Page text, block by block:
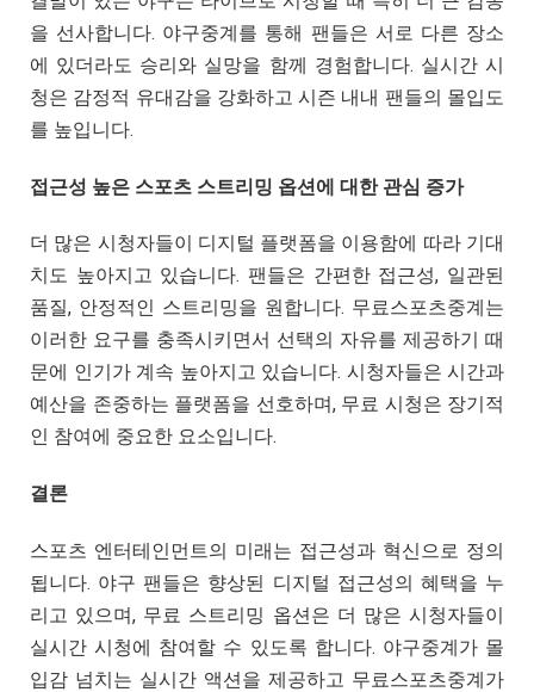
을 선사합니다. 야구중계를 통해 팬들은 서로 다른 장소
에 있더라도 승리와 실망을 함께 경험합니다. 실시간 시
청은 감정적 유대감을 강화하고 시즌 내내 팬들의 몰입도
를 높입니다.
접근성 높은 스포츠 스트리밍 옵션에 대한 관심 증가
더 많은 시청자들이 디지털 플랫폼을 이용함에 따라 기대
치도 높아지고 있습니다. 팬들은 간편한 접근성, 일관된
품질, 안정적인 스트리밍을 원합니다. 무료스포츠중계는
이러한 요구를 충족시키면서 선택의 자유를 제공하기 때
문에 인기가 계속 높아지고 있습니다. 시청자들은 시간과
예산을 존중하는 플랫폼을 선호하며, 무료 시청은 장기적
인 참여에 중요한 요소입니다.
결론
스포츠 엔터테인먼트의 미래는 접근성과 혁신으로 정의
됩니다. 야구 팬들은 향상된 디지털 접근성의 혜택을 누
리고 있으며, 무료 스트리밍 옵션은 더 많은 시청자들이
실시간 시청에 참여할 수 있도록 합니다. 야구중계가 몰
입감 넘치는 실시간 액션을 제공하고 무료스포츠중계가